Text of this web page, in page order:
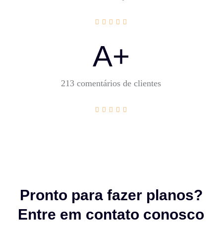
A+
213 comentários de clientes
Pronto para fazer planos?
Entre em contato conosco